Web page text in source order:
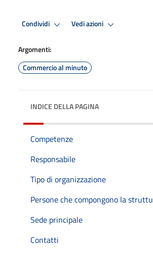
Condividi Vedi azioni
Argomenti:
Commercio al minuto
INDICE DELLA PAGINA
Competenze
Responsabile
Tipo di organizzazione
Persone che compongono la
Sede principale
Contatti